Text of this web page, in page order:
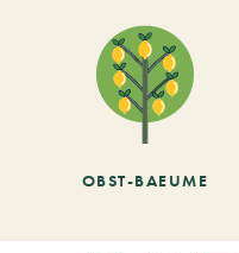
OBST-BAEUME